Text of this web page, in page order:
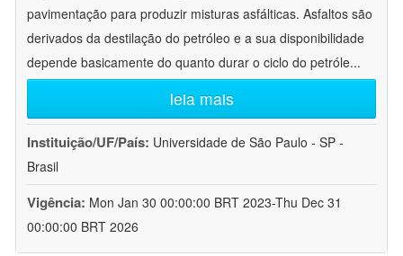
pavimentação para produzir misturas asfálticas. Asfaltos são
derivados da destilação do petróleo e a sua disponibilidade
depende basicamente do quanto durar o ciclo do petróle...
leia mais
Instituição/UF/País: Universidade de São Paulo - SP -
Brasil
Vigência: Mon Jan 30 00:00:00 BRT 2023-Thu Dec 31
00:00:00 BRT 2026